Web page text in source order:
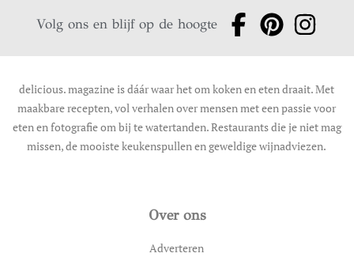
Volg ons en blijf op de hoogte
delicious. magazine is dáár waar het om koken en eten draait. Met
maakbare recepten, vol verhalen over mensen met een passie voor
eten en fotografie om bij te watertanden. Restaurants die je niet mag
missen, de mooiste keukenspullen en geweldige wijnadviezen.
Over ons
Adverteren